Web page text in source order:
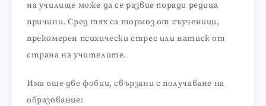
на училище може да се развие поради редица
причини. Сред тях са тормоз от съученици,
прекомерен психически стрес или натиск от
страна на учителите.
Има още две фобии, свързани с получаване на
образование: